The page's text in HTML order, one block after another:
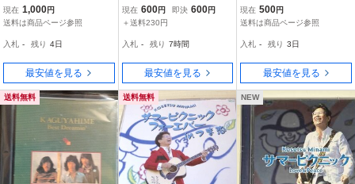
現在 1,000円
送料は商品ページ参照
入札 - 残り 4日
最安値を見る
日々 PCCA-00785
現在 600円 即決 600円
＋送料230円
入札 - 残り 7時間
最安値を見る
現在 500円
送料は商品ページ参照
入札 - 残り 3日
最安値を見る
送料無料 送料無料 NEW